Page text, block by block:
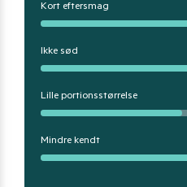
Kort eftersmag
Ikke sød
Lille portionsstørrelse
Mindre kendt